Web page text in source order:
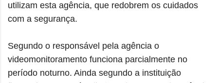
utilizam esta agência, que redobrem os cuidados
com a segurança.
Segundo o responsável pela agência o
videomonitoramento funciona parcialmente no
período noturno. Ainda segundo a instituição